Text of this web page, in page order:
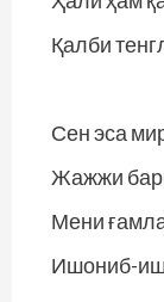
Қалби
Сен эса
Жажжи
Мени
Ишониб-